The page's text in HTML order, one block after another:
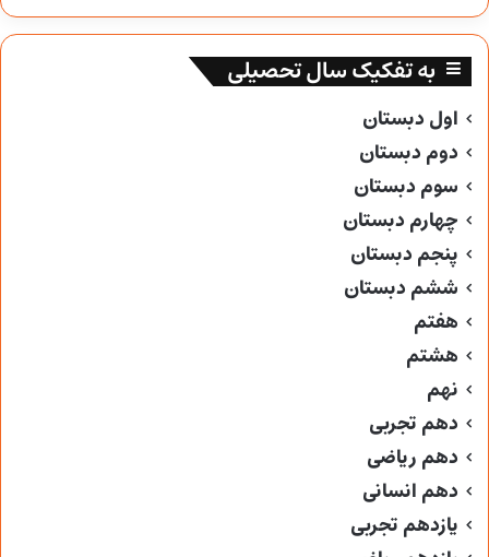
به تفکیک سال تحصیلی
اول دبستان
دوم دبستان
سوم دبستان
چهارم دبستان
پنجم دبستان
ششم دبستان
هفتم
هشتم
نهم
دهم تجربی
دهم ریاضی
دهم انسانی
یازدهم تجربی